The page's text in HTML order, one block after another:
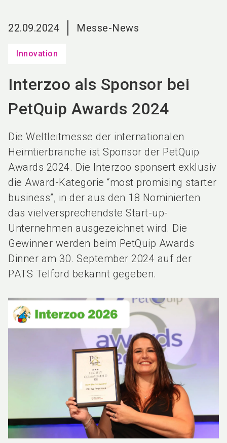
22.09.2024 Messe-News
Innovation
Interzoo als Sponsor bei
PetQuip Awards 2024
Die Weltleitmesse der internationalen
Heimtierbranche ist Sponsor der PetQuip
Awards 2024. Die Interzoo sponsert exklusiv
die Award-Kategorie “most promising starter
business”, in der aus den 18 Nominierten
das vielversprechendste Start-up-
Unternehmen ausgezeichnet wird. Die
Gewinner werden beim PetQuip Awards
Dinner am 30. September 2024 auf der
PATS Telford bekannt gegeben.